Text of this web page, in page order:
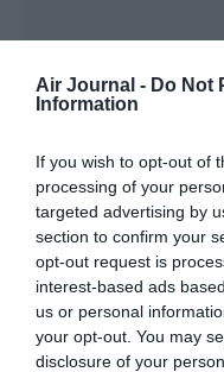
Air Journal - Do Not
Information
If you wish to opt-out of
processing of your
targeted advertising by
section to confirm your
opt-out request is
interest-based ads
us or personal
your opt-out. You may
disclosure of your
Soutenez Air